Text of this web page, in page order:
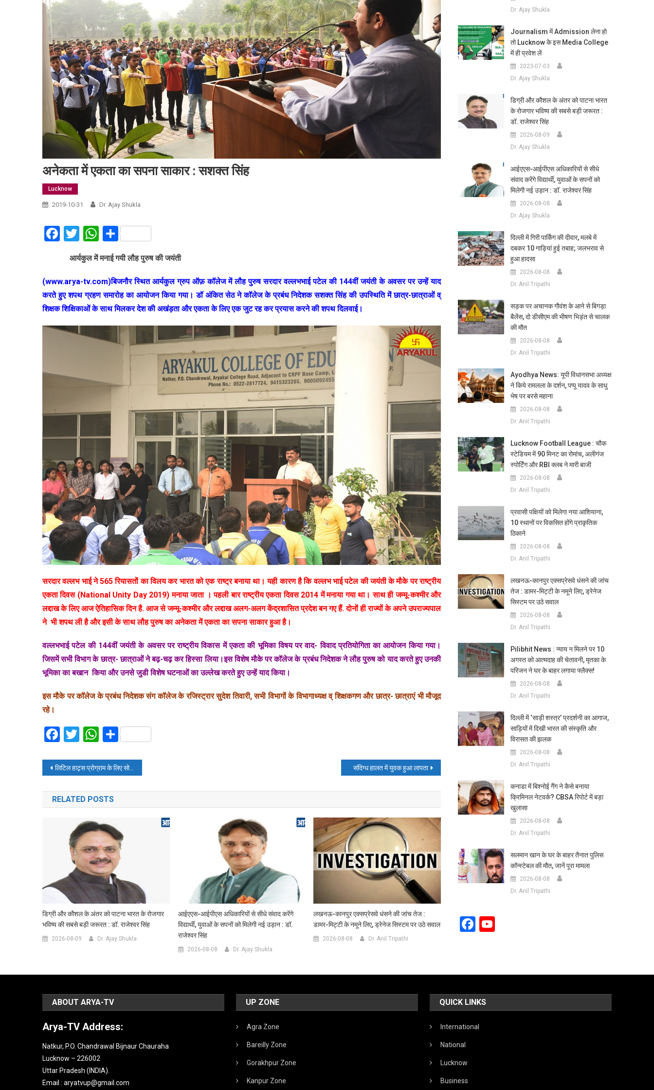
अनेकता में एकता का सपना साकार : सशक्त सिंह
Lucknow
2019-10-31 Dr. Ajay Shukla
Facebook
TwitterWhatsApp
Share
आर्यकुल में मनाई गयी लौह पुरुष की जयंती
(www.arya-tv.com)बिजनौर स्थित आर्यकुल ग्रुप ऑफ़ कॉलेज में लौह पुरुष सरदार वल्लभभाई पटेल की 144वीं जयंती के अवसर पर उन्हें याद
करते हुए शपथ ग्रहण समारोह का आयोजन किया गया। डॉ अंकित सेठ ने कॉलेज के प्रबंध निदेशक सशक्त सिंह की उपस्थिति में छात्र-छात्राओं व्
शिक्षक शिक्षिकाओं के साथ मिलकर देश की अखंड़ता और एकता के लिए एक जुट रह कर प्रयास करने की शपथ दिलवाई।
सरदार वल्लभ भाई ने 565 रियासतों का विलय कर भारत को एक राष्ट्र बनाया था। यही कारण है कि वल्लभ भाई पटेल की जयंती के मौके पर राष्ट्रीय
एकता दिवस (National Unity Day 2019) मनाया जाता । पहली बार राष्ट्रीय एकता दिवस 2014 में मनाया गया था। साथ ही जम्मू-कश्मीर और
लद्दाख के लिए आज ऐतिहासिक दिन है. आज से जम्मू-कश्मीर और लद्दाख अलग-अलग केंद्रशासित प्रदेश बन गए हैं. दोनों ही राज्यों के अपने उपराज्यपाल
ने भी शपथ ली है और इसी के साथ लौह पुरुष का अनेकता में एकता का सपना साकार हुआ है।
वल्लभभाई पटेल की 144वीं जयंती के अवसर पर राष्ट्रीय विकास में एकता की भूमिका विषय पर वाद- विवाद प्रतियोगिता का आयोजन किया गया।
जिसमें सभी विभाग के छात्र- छात्राओं ने बढ़-चढ़ कर हिस्सा लिया।इस विशेष मौके पर कॉलेज के प्रबंध निदेशक ने लौह पुरुष को याद करते हुए उनकी
भूमिका का बखान किया और उनसे जुडी विशेष घटनाओं का उल्लेख करते हुए उन्हें याद किया।
इस मौके पर कॉलेज के प्रबंध निदेशक संग कॉलेज के रजिस्ट्रार सुदेश तिवारी, सभी विभागों के विभागाध्यक्ष व् शिक्षकगण और छात्र- छात्राएं भी मौजूद
रहे।
Facebook
TwitterWhatsApp
Share
Post
navigation
लिटिल हाट्र्स प्रोग्राम के लिए सोनाक्षी को फैनकाइंड के साथ कैंपेन संदिग्ध हालत में युवक हुआ लापता
RELATED POSTS
डिग्री और कौशल के अंतर को पाटना भारत के रोजगार
भविष्य की सबसे बड़ी जरूरत : डॉ. राजेश्वर सिंह
2026-08-09 Dr. Ajay Shukla
आईएएस-आईपीएस अधिकारियों से सीधे संवाद करेंगे
विद्यार्थी, युवाओं के सपनों को मिलेगी नई उड़ान : डॉ.
राजेश्वर सिंह
2026-08-08 Dr. Ajay Shukla
लखनऊ-कानपुर एक्सप्रेसवे धंसने की जांच तेज :
डामर-मिट्टी के नमूने लिए, ड्रेनेज सिस्टम पर उठे सवाल
2026-08-08 Dr. Anil Tripathi
Dr. Ajay Shukla
Journalism में Admission लेना हो
तो Lucknow के इस Media College
में ही प्रवेश लें
2023-07-03
Dr. Ajay Shukla
डिग्री और कौशल के अंतर को पाटना भारत
के रोजगार भविष्य की सबसे बड़ी जरूरत :
डॉ. राजेश्वर सिंह
2026-08-09
Dr. Ajay Shukla
आईएएस-आईपीएस अधिकारियों से सीधे
संवाद करेंगे विद्यार्थी, युवाओं के सपनों को
मिलेगी नई उड़ान : डॉ. राजेश्वर सिंह
2026-08-08
Dr. Ajay Shukla
दिल्ली में गिरी पार्किंग की दीवार, मलबे में
दबकर 10 गाड़ियां हुई तबाह; जलभराव से
हुआ हादसा
2026-08-08
Dr. Anil Tripathi
सड़क पर अचानक गौवंश के आने से बिगड़ा
बैलेंस, दो डीसीएम की भीषण भिड़ंत से चालक
की मौत
2026-08-08
Dr. Anil Tripathi
Ayodhya News: यूपी विधानसभा अध्यक्ष
ने किये रामलला के दर्शन, पप्पू यादव के साधु
भेष पर बरसे महाना
2026-08-08
Dr. Anil Tripathi
Lucknow Football League : चौक
स्टेडियम में 90 मिनट का रोमांच, अलीगंज
स्पोर्टिंग और RBI क्लब ने मारी बाजी
2026-08-08
Dr. Anil Tripathi
प्रवासी पक्षियों को मिलेगा नया आशियाना,
10 स्थानों पर विकसित होंगे प्राकृतिक
ठिकाने
2026-08-08
Dr. Anil Tripathi
लखनऊ-कानपुर एक्सप्रेसवे धंसने की जांच
तेज : डामर-मिट्टी के नमूने लिए, ड्रेनेज
सिस्टम पर उठे सवाल
2026-08-08
Dr. Anil Tripathi
Pilibhit News : न्याय न मिलने पर 10
अगस्त को आत्मदाह की चेतावनी, मृतका के
परिजन ने घर के बाहर लगाया फ्लैक्स!
2026-08-08
Dr. Anil Tripathi
दिल्ली में ‘साड़ी शस्त्र’ प्रदर्शनी का आगाज,
साड़ियों में दिखी भारत की संस्कृति और
विरासत की झलक
2026-08-08
Dr. Anil Tripathi
कनाडा में बिश्नोई गैंग ने कैसे बनाया
क्रिमिनल नेटवर्क? CBSA रिपोर्ट में बड़ा
खुलासा
2026-08-08
Dr. Anil Tripathi
सलमान खान के घर के बाहर तैनात पुलिस
कॉन्स्टेबल की मौत, जानें पूरा मामला
2026-08-08
Dr. Anil Tripathi
Facebook
ABOUT ARYA-TV
Arya-TV Address:
Natkur, P.O. Chandrawal Bijnaur Chauraha
Lucknow – 226002
Uttar Pradesh (INDIA).
Email : aryatvup@gmail.com
UP ZONE
Agra Zone
Bareilly Zone
Gorakhpur Zone
Kanpur Zone
QUICK LINKS
International
National
Lucknow
Business